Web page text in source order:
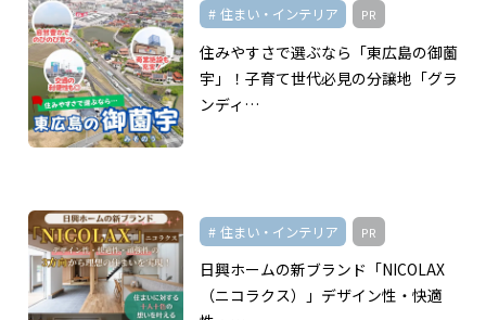
住まい・インテリア PR
住みやすさで選ぶなら「東広島の御薗
宇」！子育て世代必見の分譲地「グラ
ンディ…
住まい・インテリア PR
日興ホームの新ブランド「NICOLAX
（ニコラクス）」デザイン性・快適